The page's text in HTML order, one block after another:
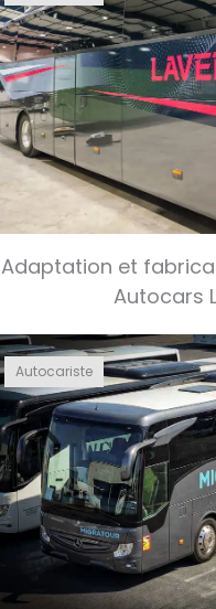
Adaptation et
Autocars
Autocariste